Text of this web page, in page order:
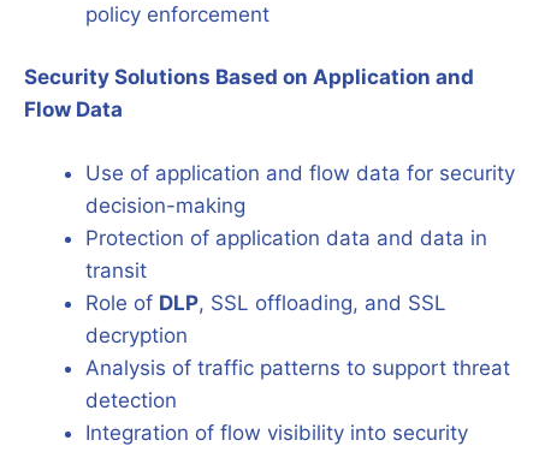
policy enforcement
Security Solutions Based on Application and
Flow Data
Use of application and flow data for security
decision-making
Protection of application data and data in
transit
Role of DLP, SSL offloading, and SSL
decryption
Analysis of traffic patterns to support threat
detection
Integration of flow visibility into security